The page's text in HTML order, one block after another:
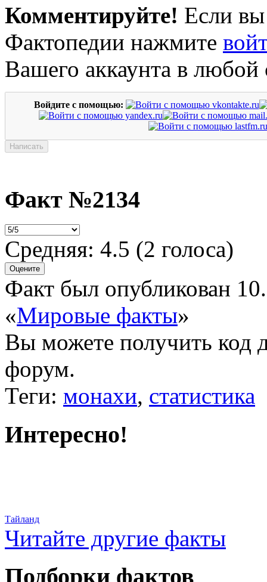
Комментируйте! Если вы
Фактопедии нажмите
Вашего аккаунта в любой
Войдите с помощью:
Факт №2134
Средняя: 4.5 (2 голоса)
Факт был опубликован
«Мировые факты»
Вы можете получить код
форум.
Теги: монахи, статистика
Интересно!
Тайланд
Читайте другие факты
Подборки фактов